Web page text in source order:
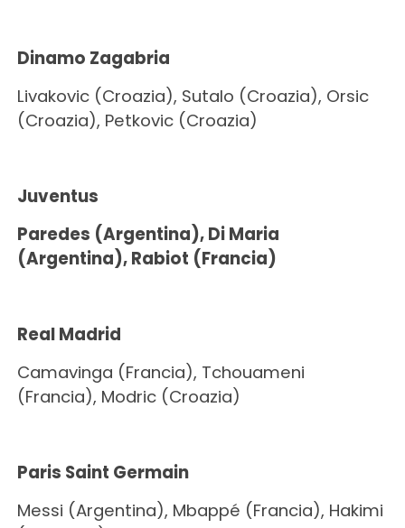
Dinamo Zagabria
Livakovic (Croazia), Sutalo (Croazia), Orsic
(Croazia), Petkovic (Croazia)
Juventus
Paredes (Argentina), Di Maria
(Argentina), Rabiot (Francia)
Real Madrid
Camavinga (Francia), Tchouameni
(Francia), Modric (Croazia)
Paris Saint Germain
Messi (Argentina), Mbappé (Francia), Hakimi